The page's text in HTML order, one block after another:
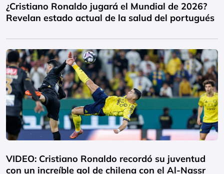
¿Cristiano Ronaldo jugará el Mundial de 2026?
Revelan estado actual de la salud del portugués
VIDEO: Cristiano Ronaldo recordó su juventud
con un increíble gol de chilena con el Al-Nassr